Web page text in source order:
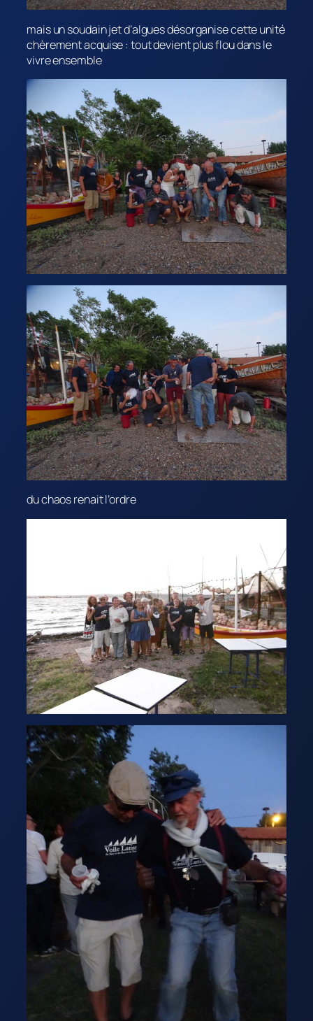
mais un soudain jet d’algues désorganise cette unité
chèrement acquise : tout devient plus flou dans le
vivre ensemble
du chaos renait l’ordre